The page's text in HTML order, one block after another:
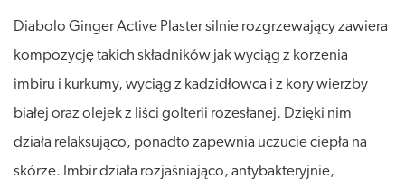
Diabolo Ginger Active Plaster silnie rozgrzewający zawiera
kompozycję takich składników jak wyciąg z korzenia
imbiru i kurkumy, wyciąg z kadzidłowca i z kory wierzby
białej oraz olejek z liści golterii rozesłanej. Dzięki nim
działa relaksująco, ponadto zapewnia uczucie ciepła na
skórze. Imbir działa rozjaśniająco, antybakteryjnie,